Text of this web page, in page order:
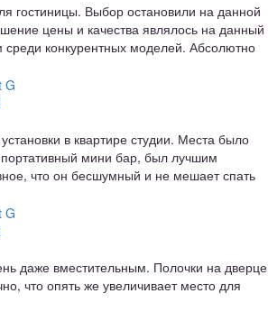
гостиницы. Выбор остановили на данной
цены и качества являлось на данный
конкурентных моделей. Абсолютно
в квартире студии. Места было
портативный мини бар, был лучшим
что он бесшумный и не мешает спать
даже вместительным. Полочки на дверце
что опять же увеличивает место для